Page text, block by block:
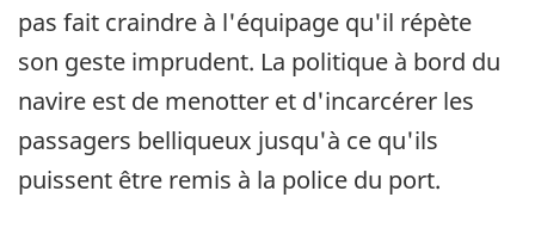
pas fait craindre à l'équipage qu'il répète
son geste imprudent. La politique à bord du
navire est de menotter et d'incarcérer les
passagers belliqueux jusqu'à ce qu'ils
puissent être remis à la police du port.